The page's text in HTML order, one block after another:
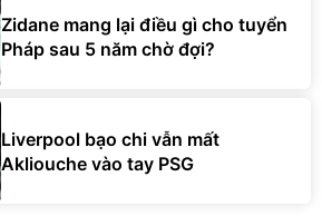
Zidane mang lại điều gì cho tuyển
Pháp sau 5 năm chờ đợi?
Liverpool bạo chi vẫn mất
Akliouche vào tay PSG